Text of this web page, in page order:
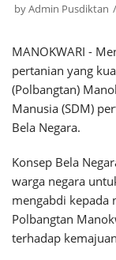
byAdmin Pusdiktan
MANOKWARI -
pertanian yang
(Polbangtan)
Manusia (SDM)
Bela Negara.
Konsep Bela
warga negara
mengabdi kepada
Polbangtan
terhadap